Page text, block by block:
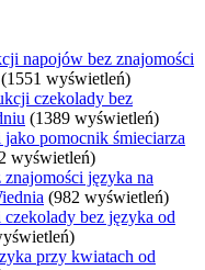
napojów bez znajomości
(1551 wyświetleń)
czekolady bez
(1389 wyświetleń)
pomocnik śmieciarza
wyświetleń)
języka na
(982 wyświetleń)
bez języka od
przy kwiatach od